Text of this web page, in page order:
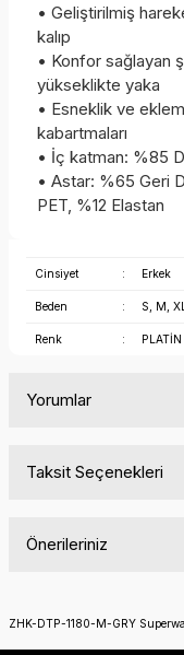
• Geliştirilmiş
kalıp
• Konfor sağlayan
yükseklikte yaka
• Esneklik ve
kabartmaları
• İç katman: %85
• Astar: %65 Geri
PET, %12 Elastan
Cinsiyet : Erkek
Beden : S, M, XL
Renk : PLATİN
Yorumlar
Taksit Seçenekleri
Önerileriniz
konularda yetersiz
ZHK-DTP-1180-M-GRY